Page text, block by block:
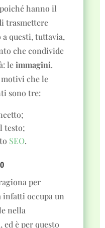
hanno il
trasmettere
questi, tuttavia,
che condivide
leimmagini.
che le
sono tre:
testo;
SEO.
per
infatti occupa un
nella
ed è per questo